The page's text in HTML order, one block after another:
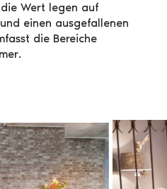
Wert legen auf
einen ausgefallenen
die Bereiche